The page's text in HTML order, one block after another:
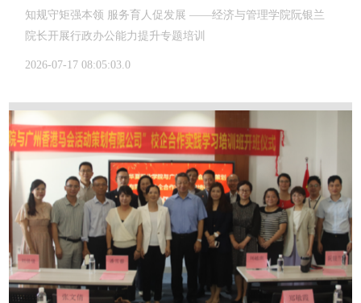
训
知规守矩强本领 服务育人促发展 ——经济与管理学院阮银兰
院长开展行政办公能力提升专题培训
2026-07-17 08:05:03.0